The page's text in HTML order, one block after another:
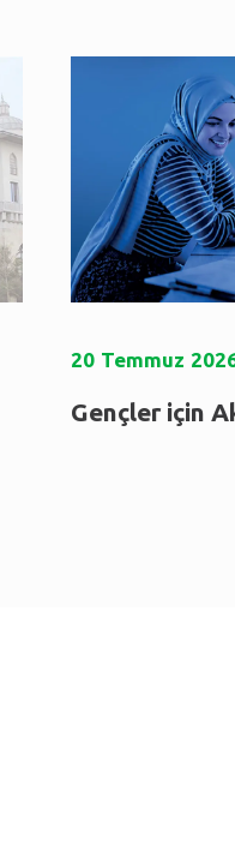
20 Temmuz
Gençler için